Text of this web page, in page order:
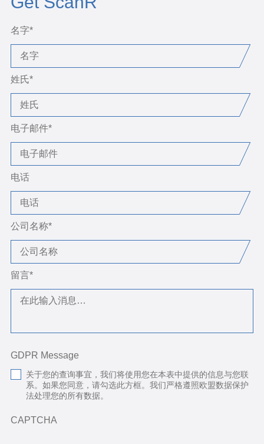
名字*
姓氏*
电子邮件*
电话
公司名称*
留言*
GDPR Message
关于您的查询事宜，我们将使用您在本表中提供的信息与您联
系。如果您同意，请勾选此方框。我们严格遵照欧盟数据保护
法处理您的所有数据。
CAPTCHA